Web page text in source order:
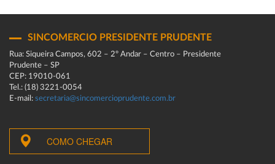
SINCOMERCIO PRESIDENTE PRUDENTE
Rua: Siqueira Campos, 602 – 2º Andar – Centro – Presidente
Prudente – SP
CEP: 19010-061
Tel.: (18) 3221-0054
E-mail: secretaria@sincomercioprudente.com.br
COMO CHEGAR